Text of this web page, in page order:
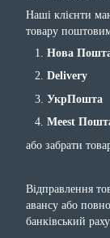
Наші клієнти
товару
Нова
Delivery
УкрПошта
Meest
або забрати
Відправлення
авансу або
банківський